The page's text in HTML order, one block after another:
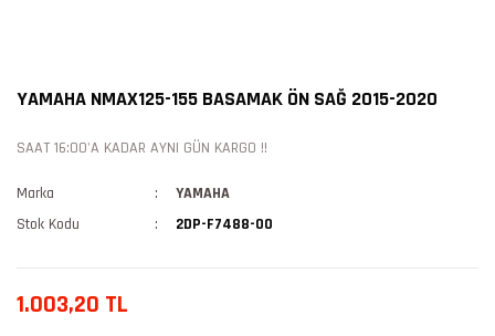
YAMAHA NMAX125-155 BASAMAK ÖN SAĞ 2015-2020
SAAT 16:00'A KADAR AYNI GÜN KARGO !!
Marka
YAMAHA
Stok Kodu
2DP-F7488-00
1.003,20 TL